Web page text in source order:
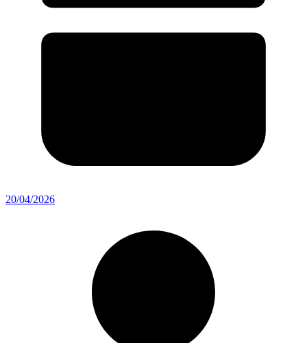
20/04/2026